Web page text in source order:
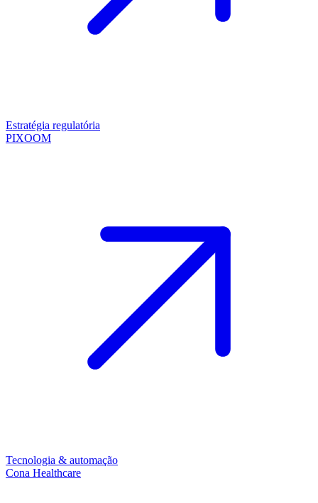
Estratégia regulatória
PIXOOM
Tecnologia & automação
Cona Healthcare